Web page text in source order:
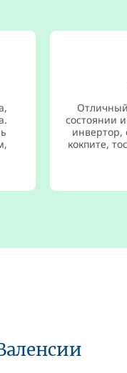
состоянии
инвертор,
кокпите,